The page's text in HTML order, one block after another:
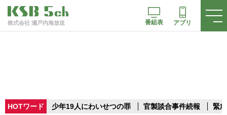
株式会社 瀬戸内海放送 番組表 アプリ
HOTワード 少年19人にわいせつの罪 官製談合事件続報 緊